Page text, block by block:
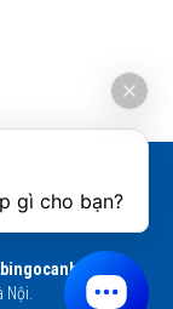
chính hãng
Nội.
gì cho bạn?